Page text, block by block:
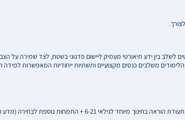
לשלב בין ידע תיאורטי מעמיק ליישום פדגוגי בשטח, לצד שמירה על
משלבים כנסים מקצועיים ותשתיות ייחודיות המאפשרות למידה